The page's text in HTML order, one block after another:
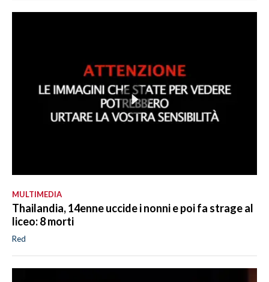
MULTIMEDIA
Thailandia, 14enne uccide i nonni e poi fa strage al
liceo: 8 morti
Red